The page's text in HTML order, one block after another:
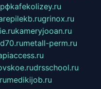
kafekolizey.ru
grinox.ru
kameryjooan.ru
metall-perm.ru
drsschool.ru
medikijob.ru